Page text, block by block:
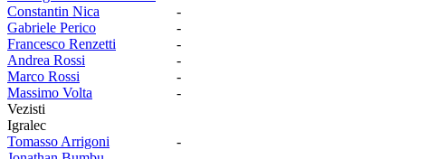
Constantin Nica
-
Gabriele Perico
-
Francesco Renzetti
-
Andrea Rossi
-
Marco Rossi
-
Massimo Volta
-
Vezisti
Igralec
Tomasso Arrigoni
-